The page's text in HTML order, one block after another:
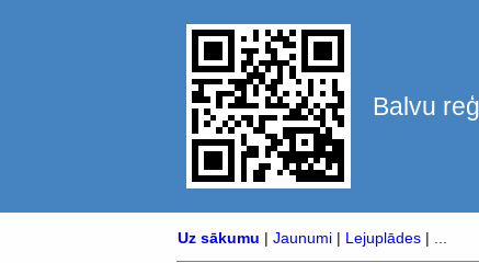
Balvu
Uz sākumu | Jaunumi | Lejuplādes |